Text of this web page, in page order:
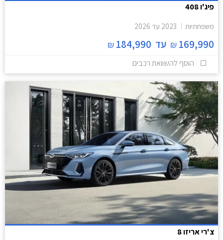
פיג'ו 408
משפחתיות 2023 עד 2026
169,990
₪ עד 184,990
₪
הוסף להשוואת רכבים
צ'רי אריזו 8